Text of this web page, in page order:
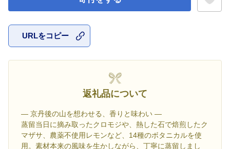
URLをコピー
返礼品について
— 京丹後の山を想わせる、香りと味わい —
蒸留当日に摘み取ったクロモジや、熱した石で焙煎したク
マザサ、農薬不使用レモンなど、14種のボタニカルを使
用。素材本来の風味を生かしながら、丁寧に蒸留しまし